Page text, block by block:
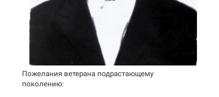
Пожелания ветерана подрастающему
поколению: